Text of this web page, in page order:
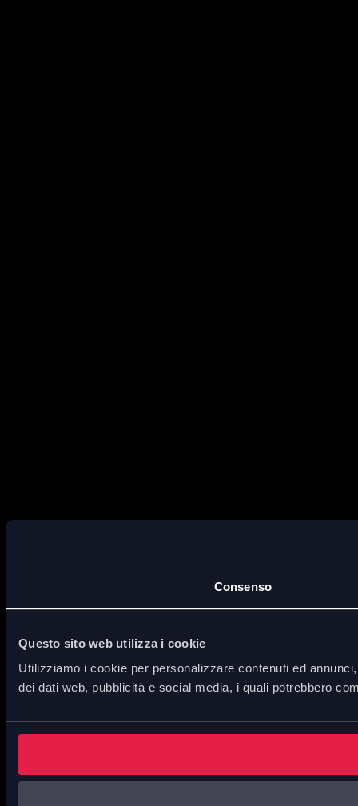
Consenso
Questo sito web utilizza i cookie
Utilizziamo i cookie per personalizzare contenuti ed
dei dati web, pubblicità e social media, i quali potrebbero